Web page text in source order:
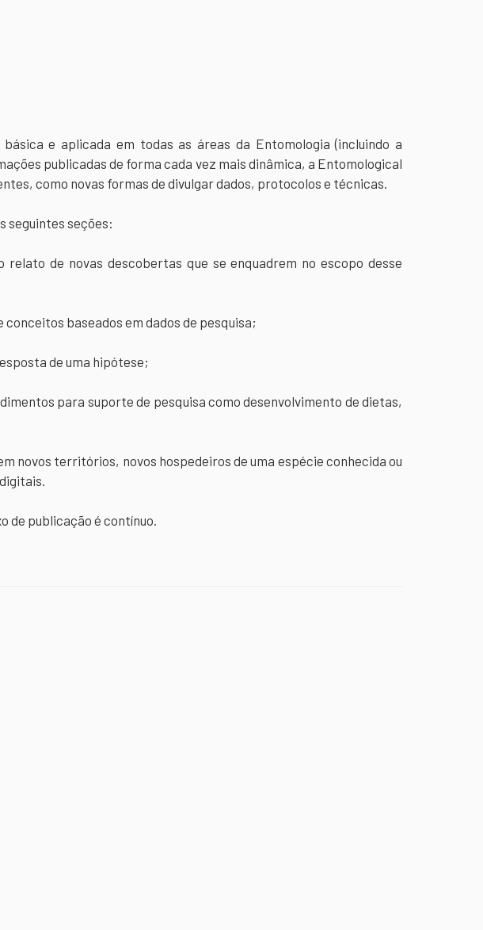
e aplicada em todas as áreas da Entomologia (incluindo a
publicadas de forma cada vez mais dinâmica, a Entomological
como novas formas de divulgar dados, protocolos e técnicas.
seguintes seções:
de novas descobertas que se enquadrem no escopo desse
baseados em dados de pesquisa;
de uma hipótese;
para suporte de pesquisa como desenvolvimento de dietas,
novos territórios, novos hospedeiros de uma espécie conhecida ou
de publicação é contínuo.